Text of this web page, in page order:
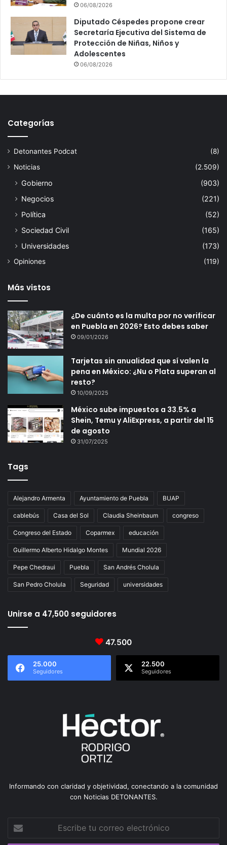
06/08/2026
Diputado Céspedes propone crear
Secretaría Ejecutiva del Sistema de
Protección de Niñas, Niños y
Adolescentes
06/08/2026
Categorías
Detonantes Podcat
(8)
Noticias
(2.509)
Gobierno
(903)
Negocios
(221)
Política
(52)
Sociedad Civil
(165)
Universidades
(173)
Opiniones (119)
Más vistos
¿De cuánto es la multa por no verificar
en Puebla en 2026? Esto debes saber
09/01/2026
Tarjetas sin anualidad que sí valen la
pena en México: ¿Nu o Plata superan al
resto?
10/09/2025
México sube impuestos a 33.5% a
Shein, Temu y AliExpress, a partir del 15
de agosto
31/07/2025
Tags
Alejandro Armenta Ayuntamiento de Puebla BUAP
cablebús Casa del Sol Claudia Sheinbaum congreso
Congreso del Estado Coparmex educación
Guillermo Alberto Hidalgo Montes Mundial 2026
Pepe Chedraui Puebla San Andrés Cholula
San Pedro Cholula Seguridad universidades
Unirse a 47,500 seguidores
47.500
25.000
Seguidores
22.500
Seguidores
Informando con claridad y objetividad, conectando a la comunidad
con Noticias DETONANTES.